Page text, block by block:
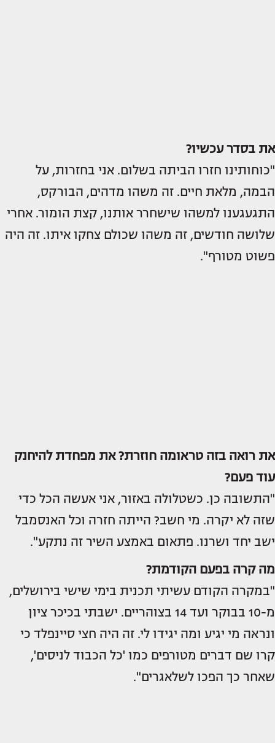
את בסדר עכשיו?
"כוחותינו חזרו הביתה בשלום. אני בחזרות, על
הבמה, מלאת חיים. זה משהו מדהים, הבורקס,
התגעגענו למשהו שישחרר אותנו, קצת הומור. אחרי
שלושה חודשים, זה משהו שכולם צחקו איתו. זה היה
פשוט מטורף".
את רואה בזה טראומה חוזרת? את מפחדת להיחנק
עוד פעם?
"התשובה כן. כשטלולה באזור, אני אעשה הכל כדי
שזה לא יקרה. מי חשב? הייתה חזרה וכל האנסמבל
ישב יחד ושרנו. פתאום באמצע השיר זה נתקע".
מה קרה בפעם הקודמת?
"במקרה הקודם עשיתי תכנית בימי שישי בירושלים,
מ-10 בבוקר ועד 14 בצוהריים. ישבתי בכיכר ציון
ונראה מי יגיע ומה יגידו לי. זה היה חצי סיינפלד כי
קרו שם דברים מטורפים כמו 'כל הכבוד לניסים',
שאחר כך הפכו לשלאגרים".